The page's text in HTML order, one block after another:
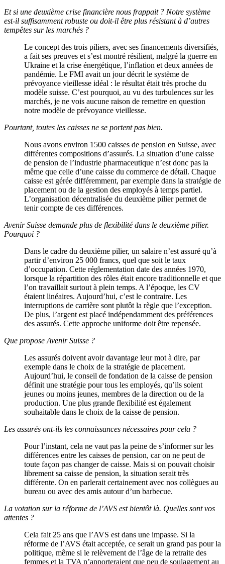
Et si une deuxième crise financière nous frappait ? Notre système
est-il suffisamment robuste ou doit-il être plus résistant à d’autres
tempêtes sur les marchés ?
Le concept des trois piliers, avec ses financements diversifiés,
a fait ses preuves et s’est montré résilient, malgré la guerre en
Ukraine et la crise énergétique, l’inflation et deux années de
pandémie. Le FMI avait un jour décrit le système de
prévoyance vieillesse idéal : le résultat était très proche du
modèle suisse. C’est pourquoi, au vu des turbulences sur les
marchés, je ne vois aucune raison de remettre en question
notre modèle de prévoyance vieillesse.
Pourtant, toutes les caisses ne se portent pas bien.
Nous avons environ 1500 caisses de pension en Suisse, avec
différentes compositions d’assurés. La situation d’une caisse
de pension de l’industrie pharmaceutique n’est donc pas la
même que celle d’une caisse du commerce de détail. Chaque
caisse est gérée différemment, par exemple dans la stratégie de
placement ou de la gestion des employés à temps partiel.
L’organisation décentralisée du deuxième pilier permet de
tenir compte de ces différences.
Avenir Suisse demande plus de flexibilité dans le deuxième pilier.
Pourquoi ?
Dans le cadre du deuxième pilier, un salaire n’est assuré qu’à
partir d’environ 25 000 francs, quel que soit le taux
d’occupation. Cette réglementation date des années 1970,
lorsque la répartition des rôles était encore traditionnelle et que
l’on travaillait surtout à plein temps. A l’époque, les CV
étaient linéaires. Aujourd’hui, c’est le contraire. Les
interruptions de carrière sont plutôt la règle que l’exception.
De plus, l’argent est placé indépendamment des préférences
des assurés. Cette approche uniforme doit être repensée.
Que propose Avenir Suisse ?
Les assurés doivent avoir davantage leur mot à dire, par
exemple dans le choix de la stratégie de placement.
Aujourd’hui, le conseil de fondation de la caisse de pension
définit une stratégie pour tous les employés, qu’ils soient
jeunes ou moins jeunes, membres de la direction ou de la
production. Une plus grande flexibilité est également
souhaitable dans le choix de la caisse de pension.
Les assurés ont-ils les connaissances nécessaires pour cela ?
Pour l’instant, cela ne vaut pas la peine de s’informer sur les
différences entre les caisses de pension, car on ne peut de
toute façon pas changer de caisse. Mais si on pouvait choisir
librement sa caisse de pension, la situation serait très
différente. On en parlerait certainement avec nos collègues au
bureau ou avec des amis autour d’un barbecue.
La votation sur la réforme de l’AVS est bientôt là. Quelles sont vos
attentes ?
Cela fait 25 ans que l’AVS est dans une impasse. Si la
réforme de l’AVS était acceptée, ce serait un grand pas pour la
politique, même si le relèvement de l’âge de la retraite des
femmes et la TVA n’apporteraient que peu de soulagement au